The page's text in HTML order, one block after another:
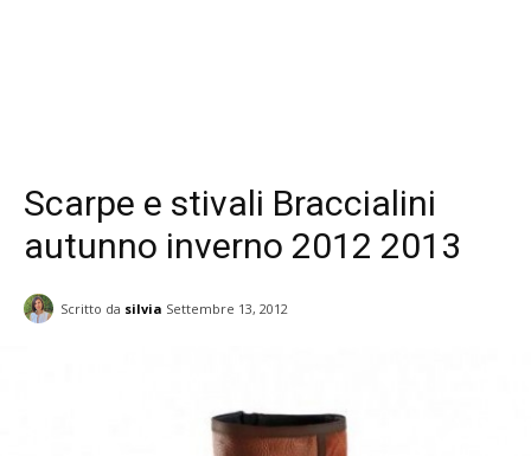
Scarpe e stivali Braccialini
autunno inverno 2012 2013
Scritto da silvia Settembre 13, 2012